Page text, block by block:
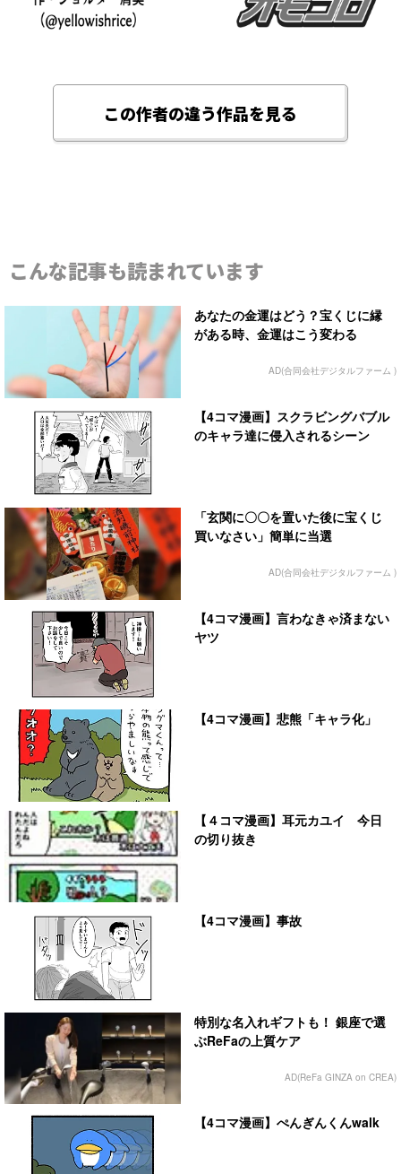
この作者の違う作品を見る
こんな記事も読まれています
あなたの金運はどう？宝くじに縁
がある時、金運はこう変わる
AD(合同会社デジタルファーム )
【4コマ漫画】スクラビングバブル
のキャラ達に侵入されるシーン
「玄関に〇〇を置いた後に宝くじ
買いなさい」簡単に当選
AD(合同会社デジタルファーム )
【4コマ漫画】言わなきゃ済まない
ヤツ
【4コマ漫画】悲熊「キャラ化」
【４コマ漫画】耳元カユイ 今日
の切り抜き
【4コマ漫画】事故
特別な名入れギフトも！ 銀座で選
ぶReFaの上質ケア
AD(ReFa GINZA on CREA)
【4コマ漫画】ぺんぎんくんwalk